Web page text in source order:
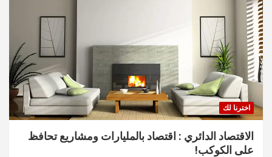
اخترنا لك
الاقتصاد الدائري : اقتصاد بالمليارات ومشاريع تحافظ
على الكوكب!